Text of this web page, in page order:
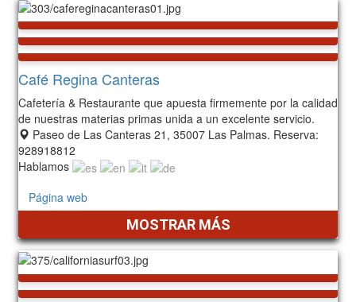
Café Regina Canteras
Cafetería & Restaurante que apuesta firmemente por la calidad
de nuestras materias primas unida a un excelente servicio.
Paseo de Las Canteras 21, 35007 Las Palmas. Reserva:
928918812
Hablamos
Página web
MOSTRAR MÁS